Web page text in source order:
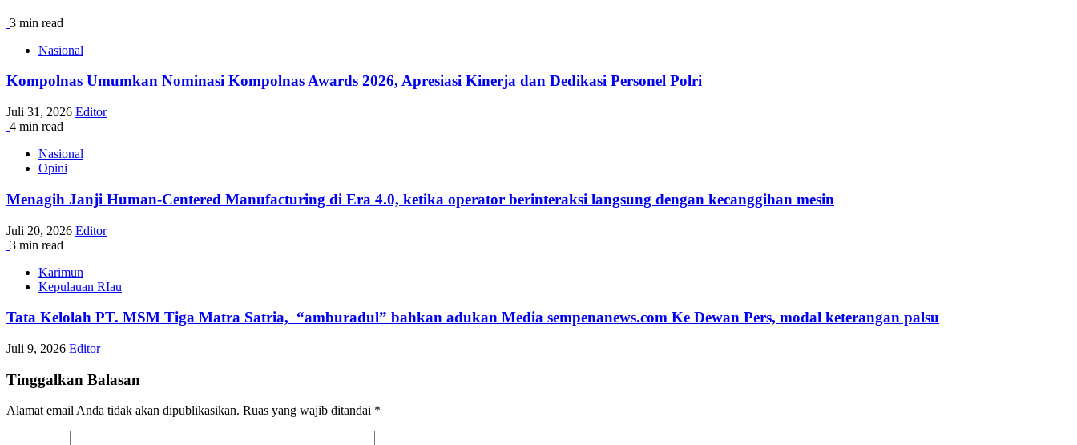
3 min read
Nasional
Kompolnas Umumkan Nominasi Kompolnas Awards 2026, Apresiasi Kinerja dan Dedikasi Personel Polri
Juli 31, 2026 Editor
4 min read
Nasional
Opini
Menagih Janji Human-Centered Manufacturing di Era 4.0, ketika operator berinteraksi langsung dengan kecanggihan mesin
Juli 20, 2026 Editor
3 min read
Karimun
Kepulauan RIau
Tata Kelolah PT. MSM Tiga Matra Satria, “amburadul” bahkan adukan Media sempenanews.com Ke Dewan Pers, modal keterangan palsu
Juli 9, 2026 Editor
Tinggalkan Balasan
Alamat email Anda tidak akan dipublikasikan. Ruas yang wajib ditandai *